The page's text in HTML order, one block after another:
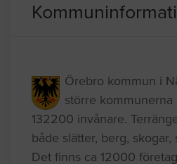
Örebro kommun i
större
132200 invånare.
både slätter, berg, skogar,
Det finns ca 12000